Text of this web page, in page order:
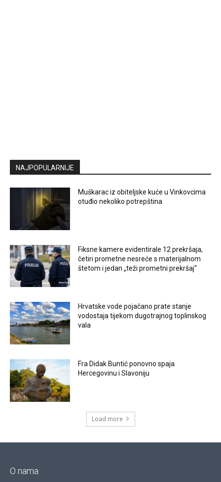
NAJPOPULARNIJE
Muškarac iz obiteljske kuće u Vinkovcima
otuđio nekoliko potrepština
Fiksne kamere evidentirale 12 prekršaja,
četiri prometne nesreće s materijalnom
štetom i jedan „teži prometni prekršaj“
Hrvatske vode pojačano prate stanje
vodostaja tijekom dugotrajnog toplinskog
vala
Fra Didak Buntić ponovno spaja
Hercegovinu i Slavoniju
Load more
O nama